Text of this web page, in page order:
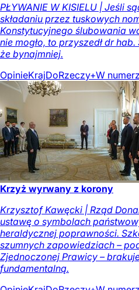
PŁYWANIE W KISIELU | Jeśli
składaniu przez tuskowych
Konstytucyjnego ślubowania
nie mogło, to przyszedł dr
że bynajmniej.
OpinieKrajDoRzeczy+W
Krzyż wyrwany z korony
Krzysztof Kawęcki | Rząd
ustawę o symbolach
heraldycznej poprawności.
szumnych zapowiedziach –
Zjednoczonej Prawicy –
fundamentalną.